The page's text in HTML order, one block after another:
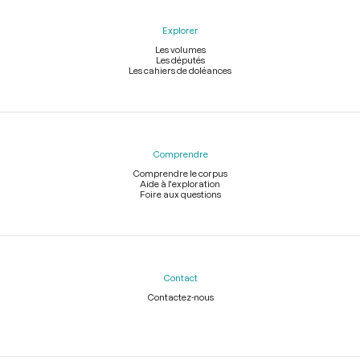
Explorer
Les volumes
Les députés
Les cahiers de doléances
Comprendre
Comprendre le corpus
Aide à l'exploration
Foire aux questions
Contact
Contactez-nous
Légal